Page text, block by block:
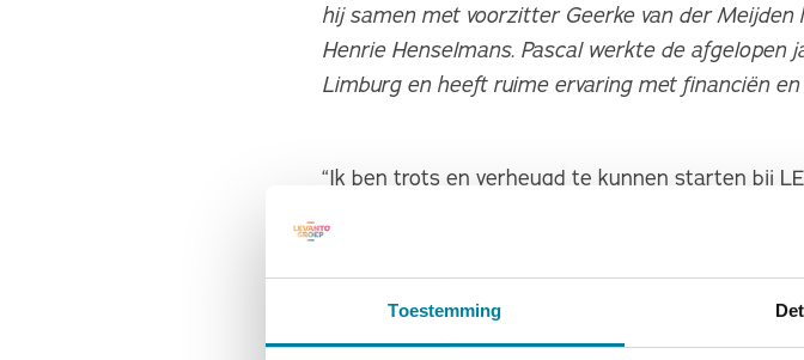
Toestemming
hij samen met voorzitter Geerke van der
Henrie Henselmans. Pascal werkte de
Limburg en heeft ruime ervaring met financiën
“Ik ben trots en verheugd te kunnen starten bij
zorgorganisaties en samen met alle
zorg in de toekomst betaalbaar en toegankelijk
ieders bijdrage want alleen ga je sneller maar